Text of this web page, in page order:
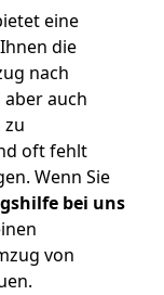
eine
die
nach
auch
zu
oft fehlt
Wenn Sie
bei uns
von